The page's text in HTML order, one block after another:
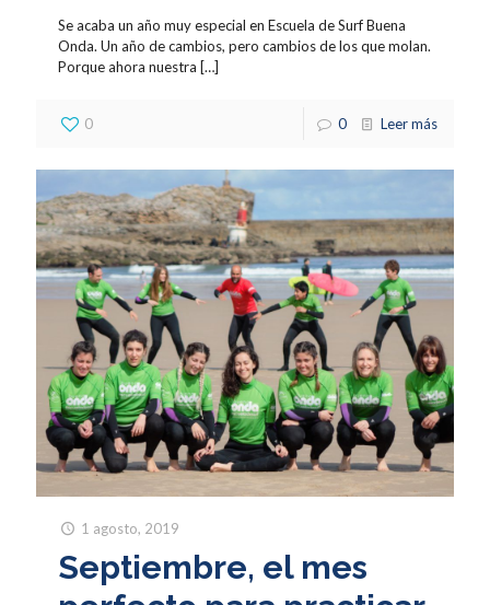
Se acaba un año muy especial en Escuela de Surf Buena
Onda. Un año de cambios, pero cambios de los que molan.
Porque ahora nuestra […]
0 0 Leer más
1 agosto, 2019
Septiembre, el mes